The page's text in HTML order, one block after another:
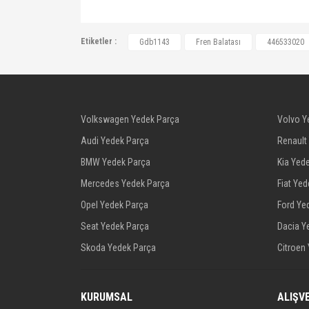
446533050, 446533090, 446533210,
446542110, 446542120, 446544020,
449106030, 449112640, 449112650,
449133060, 449133080, 449142010,
04465YZZAB, 044912B010,
410606N090, 410606N091,
4252.124252.28, 4253.03, 4253.20,
AY040NS100, AY040NS108,
WVA23294
Etiketler : Gdb1143 Fren Balatası 446533020
Volkswagen Yedek Parça
Audi Yedek Parça
BMW Yedek Parça
Mercedes Yedek Parça
Opel Yedek Parça
Seat Yedek Parça
Skoda Yedek Parça
Volvo
Kia
Fiat
Ford
Dacia
Citroen
KURUMSAL